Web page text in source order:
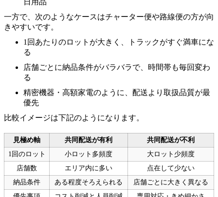
一方で、次のようなケースはチャーター便や路線便の方が向
きやすいです。
1回あたりのロットが大きく、トラックがすぐ満車にな
る
店舗ごとに納品条件がバラバラで、時間帯も毎回変わ
る
精密機器・高額家電のように、配送より取扱品質が最
優先
比較イメージは下記のようになります。
見極め軸 共同配送が有利
共同配送が不利
1回のロット
小ロット多頻度
大ロット少頻度
店舗数
エリア内に多い
点在して少ない
納品条件
ある程度そろえられる
店舗ごとに大きく異なる